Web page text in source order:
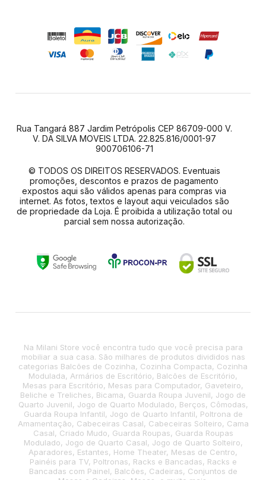
Rua Tangará 887 Jardim Petrópolis CEP 86709-000 V.
V. DA SILVA MOVEIS LTDA. 22.825.816/0001-97
900706106-71
© TODOS OS DIREITOS RESERVADOS. Eventuais
promoções, descontos e prazos de pagamento
expostos aqui são válidos apenas para compras via
internet. As fotos, textos e layout aqui veiculados são
de propriedade da Loja. É proibida a utilização total ou
parcial sem nossa autorização.
Na Milani Store você encontra tudo que você precisa para
mobiliar a sua casa. São milhares de produtos divididos nas
categorias Balcões de Cozinha, Cozinha Compacta, Cozinha
Modulada, Armários de Escritório, Balcões de Escritório,
Mesas para Escritório, Mesas para Computador, Gaveteiro,
Beliche e Treliches, Bicama, Guarda Roupa Juvenil, Jogo de
Quarto Juvenil, Jogo de Quarto Modulado, Berços, Cômodas,
Guarda Roupa Infantil, Jogo de Quarto Infantil, Poltrona de
Amamentação, Cabeceiras Casal, Cabeceiras Solteiro, Cama
Casal, Criado Mudo, Guarda Roupas, Guarda Roupas
Modulado, Jogo de Quarto Casal, Jogo de Quarto Solteiro,
Aparadores, Estantes, Home Theater, Mesas de Centro,
Painéis para TV, Poltronas, Racks e Bancadas, Racks e
Bancadas com Painel, Balcões, Cadeiras, Conjuntos de